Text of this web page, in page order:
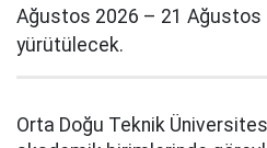
Ağustos 2026 – 21 Ağustos
yürütülecek.
Orta Doğu Teknik